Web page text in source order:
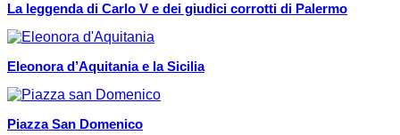
La leggenda di Carlo V e dei giudici corrotti di Palermo
Eleonora d’Aquitania e la Sicilia
Piazza San Domenico